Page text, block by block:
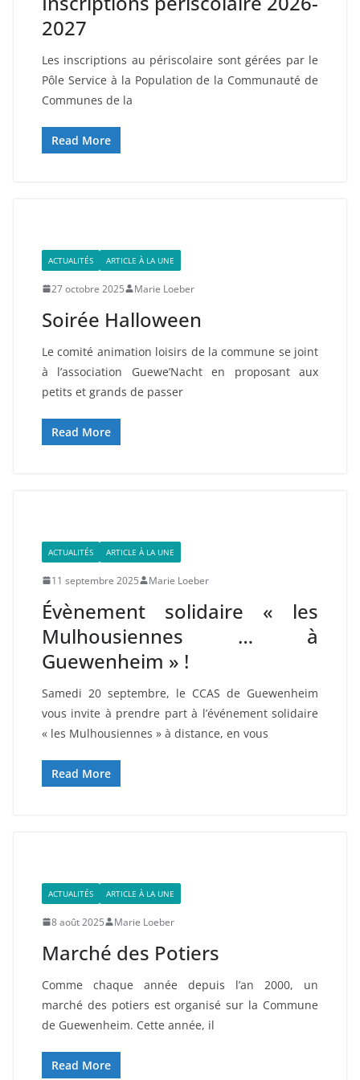
2027
Les inscriptions au périscolaire sont gérées par le
Pôle Service à la Population de la Communauté de
Communes de la
Read More
ACTUALITÉS ARTICLE À LA UNE
27 octobre 2025 Marie Loeber
Soirée Halloween
Le comité animation loisirs de la commune se joint
à l’association Guewe’Nacht en proposant aux
petits et grands de passer
Read More
ACTUALITÉS ARTICLE À LA UNE
11 septembre 2025 Marie Loeber
Évènement solidaire « les
Mulhousiennes … à
Guewenheim » !
Samedi 20 septembre, le CCAS de Guewenheim
vous invite à prendre part à l’événement solidaire
« les Mulhousiennes » à distance, en vous
Read More
ACTUALITÉS ARTICLE À LA UNE
8 août 2025 Marie Loeber
Marché des Potiers
Comme chaque année depuis l’an 2000, un
marché des potiers est organisé sur la Commune
de Guewenheim. Cette année, il
Read More